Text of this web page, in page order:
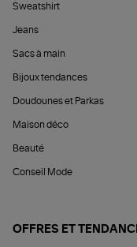
Sweatshirt
Jeans
Sacs à main
Bijoux tendances
Doudounes et Parkas
Maison déco
Beauté
Conseil Mode
OFFRES ET